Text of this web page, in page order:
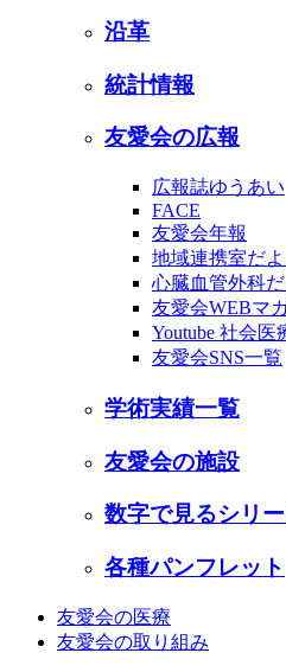
沿革
統計情報
友愛会の広報
広報誌ゆうあい
FACE
友愛会年報
地域連携室だよ
心臓血管外科だ
友愛会WEBマ
Youtube 社会
友愛会SNS一覧
学術実績一覧
友愛会の施設
数字で見るシリ
各種パンフレット
友愛会の医療
友愛会の取り組み